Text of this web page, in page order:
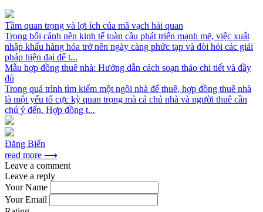
Tầm quan trọng và lợi ích của mã vạch hải quan
Trong bối cảnh nền kinh tế toàn cầu phát triển mạnh mẽ, việc xuất
nhập khẩu hàng hóa trở nên ngày càng phức tạp và đòi hỏi các giải
pháp hiện đại để t...
Mẫu hợp đồng thuê nhà: Hướng dẫn cách soạn thảo chi tiết và đầy
đủ
Trong quá trình tìm kiếm một ngôi nhà để thuê, hợp đồng thuê nhà
là một yếu tố cực kỳ quan trọng mà cả chủ nhà và người thuê cần
chú ý đến. Hợp đồng t...
Đăng Biển
read more ⟶
Leave a comment
Leave a reply
Your Name
Your Email